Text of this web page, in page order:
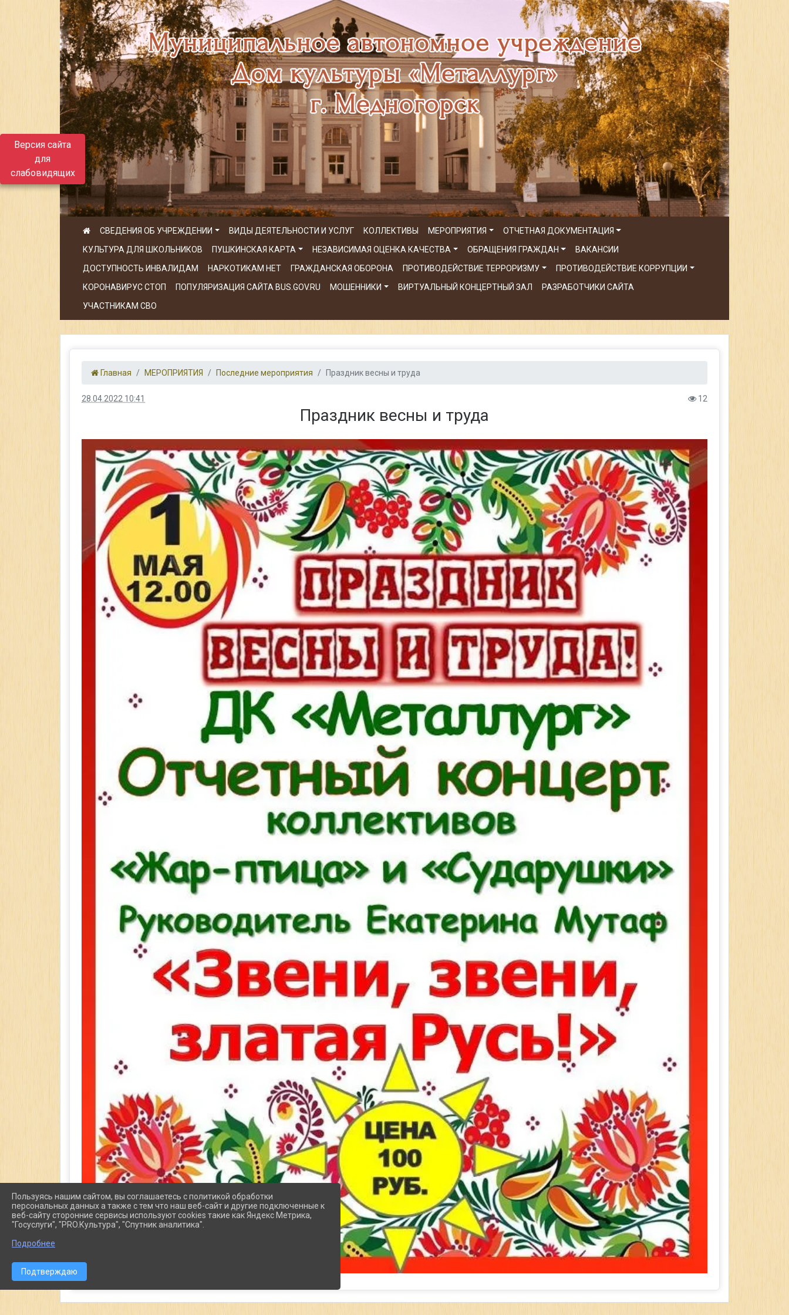
Версия сайта
для
слабовидящих
СВЕДЕНИЯ ОБ УЧРЕЖДЕНИИ ВИДЫ ДЕЯТЕЛЬНОСТИ И УСЛУГ КОЛЛЕКТИВЫ МЕРОПРИЯТИЯ
ОТЧЕТНАЯ ДОКУМЕНТАЦИЯ
КУЛЬТУРА ДЛЯ ШКОЛЬНИКОВ
ПУШКИНСКАЯ КАРТА НЕЗАВИСИМАЯ ОЦЕНКА КАЧЕСТВА ОБРАЩЕНИЯ ГРАЖДАН
ВАКАНСИИ
ДОСТУПНОСТЬ ИНВАЛИДАМ
НАРКОТИКАМ НЕТ ГРАЖДАНСКАЯ ОБОРОНА ПРОТИВОДЕЙСТВИЕ ТЕРРОРИЗМУ
ПРОТИВОДЕЙСТВИЕ КОРРУПЦИИ
КОРОНАВИРУС СТОП
ПОПУЛЯРИЗАЦИЯ САЙТА BUS.GOV.RU МОШЕННИКИ ВИРТУАЛЬНЫЙ КОНЦЕРТНЫЙ ЗАЛ
РАЗРАБОТЧИКИ САЙТА
УЧАСТНИКАМ СВО
Главная МЕРОПРИЯТИЯ Последние мероприятия Праздник весны и труда
28.04.2022 10:41 12
Праздник весны и труда
Пользуясь нашим сайтом, вы соглашаетесь с политикой обработки
персональных данных а также с тем что наш веб-сайт и другие подключенные к
веб-сайту сторонние сервисы используют cookies такие как Яндекс Метрика,
"Госуслуги", "PRO.Культура", "Спутник аналитика".
Подробнее
Подтверждаю